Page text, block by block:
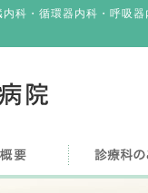
科・循環器内科・呼吸